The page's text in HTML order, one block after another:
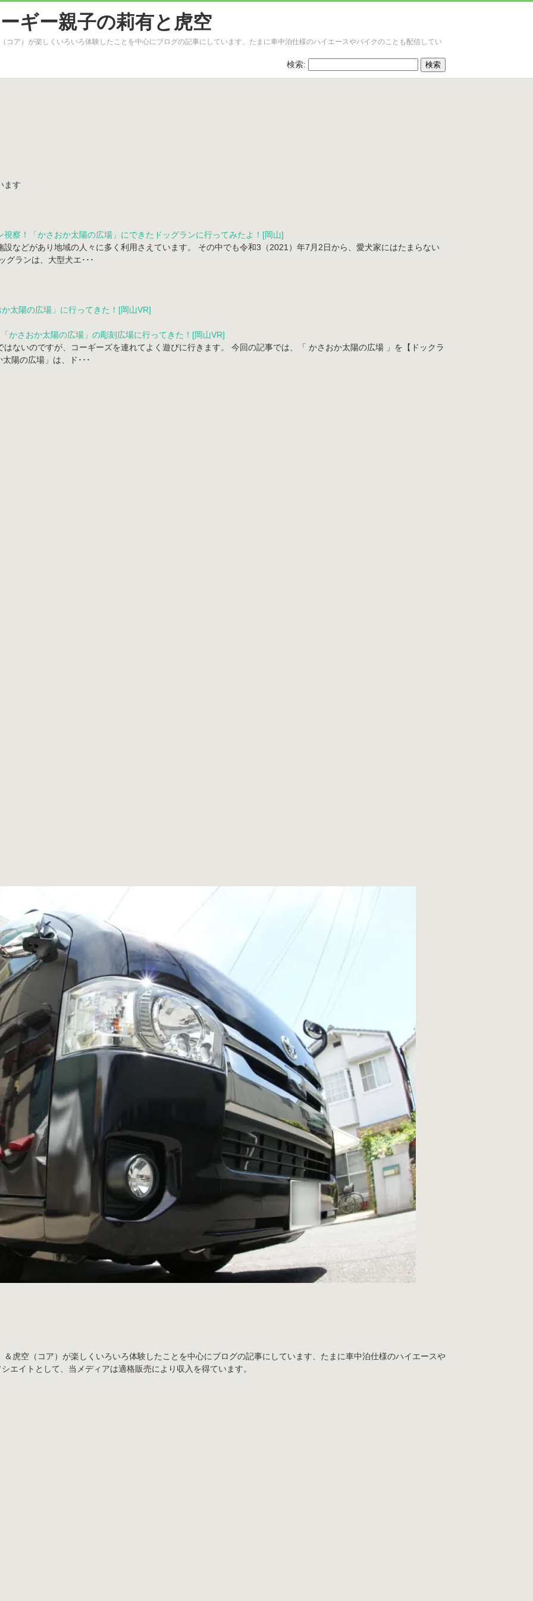
コア）が楽しくいろいろ体験したことを中心にブログの記事にしています、たまに車中泊仕様のハイエースやバイクのことも配信してい
検索:
ます
察！「かさおか太陽の広場」にできたドッグランに行ってみたよ！[岡山]
などがあり地域の人々に多く利用さえています。 その中でも令和3（2021）年7月2日から、愛犬家にはたまらない
グランは、大型犬エ･･･
かさおか太陽の広場」の彫刻広場に行ってきた！[岡山VR]
ないのですが、コーギーズを連れてよく遊びに行きます。 今回の記事では、「 かさおか太陽の広場 」を【ドックラ
陽の広場」は、ド･･･
虎空（コア）が楽しくいろいろ体験したことを中心にブログの記事にしています、たまに車中泊仕様のハイエースや
エイトとして、当メディアは適格販売により収入を得ています。